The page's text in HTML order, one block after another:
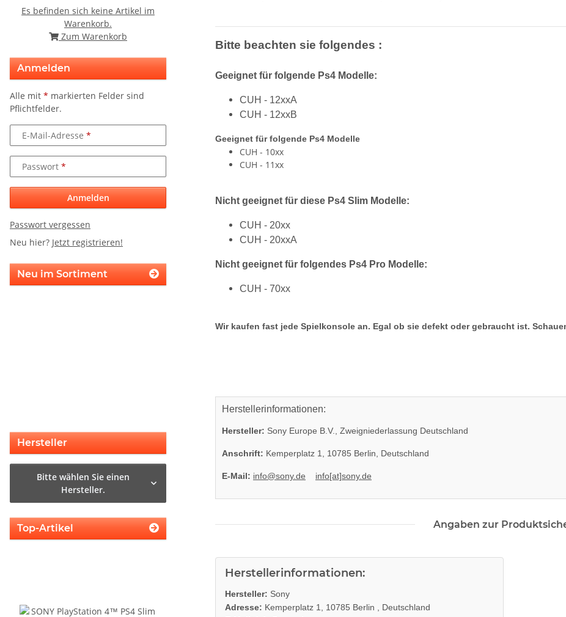
Bitte beachten sie folgendes :
Geeignet für folgende Ps4 Modelle:
CUH - 12xxA
CUH - 12xxB
Geeignet für folgende Ps4 Modelle
CUH - 10xx
CUH - 11xx
Nicht geeignet für diese Ps4 Slim Modelle:
CUH - 20xx
CUH - 20xxA
Nicht geeignet für folgendes Ps4 Pro Modelle:
CUH - 70xx
Wir kaufen fast jede Spielkonsole an. Egal ob sie defekt oder gebraucht ist.
Herstellerinformationen:
Hersteller: Sony Europe B.V., Zweigniederlassung Deutschland
Anschrift: Kemperplatz 1, 10785 Berlin, Deutschland
E-Mail: info@sony.de info[at]sony.de
Angaben zur
Herstellerinformationen:
Hersteller: Sony
Adresse: Kemperplatz 1, 10785 Berlin , Deutschland
Es befinden sich keine Artikel im
Warenkorb.
Zum Warenkorb
Anmelden
Alle mit * markierten Felder sind
Pflichtfelder.
E-Mail-Adresse
Passwort
Anmelden
Passwort vergessen
Neu hier? Jetzt registrieren!
Neu im Sortiment
SONY PS3 Slim Netzteil APS250
internes Netzteil 220V gebraucht
29,99 €*
Hersteller
Bitte wählen Sie einen
Hersteller.
Top-Artikel